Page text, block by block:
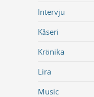
Intervju
Kåseri
Krönika
Lira
Music